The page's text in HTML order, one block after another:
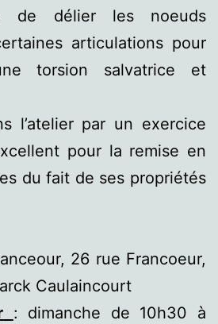
de délier les noeuds
articulations pour
torsion salvatrice et
l’atelier par un exercice
pour la remise en
du fait de ses propriétés
26 rue Francoeur,
Caulaincourt
: dimanche de 10h30 à